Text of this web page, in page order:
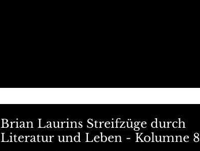
Brian Laurins Streifzüge durch
Literatur und Leben - Kolumne 8